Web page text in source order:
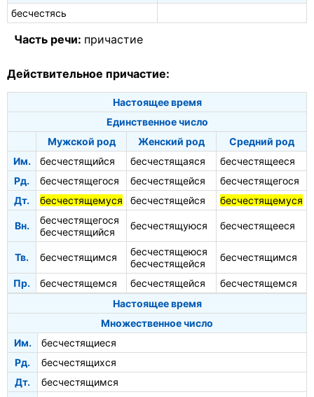
бесчестясь
Часть речи: причастие
Действительное причастие:
Настоящее время
Единственное число
Мужской род
Женский род
Средний род
Им.
бесчестящийся бесчестящаяся
бесчестящееся
Рд.
бесчестящегося бесчестящейся
бесчестящегося
Дт.
бесчестящемуся бесчестящейся бесчестящемуся
Вн.
бесчестящегося
бесчестящийся
бесчестящуюся бесчестящееся
Тв. бесчестящимся
бесчестящеюся
бесчестящейся
бесчестящимся
Пр. бесчестящемся бесчестящейся
бесчестящемся
Настоящее время
Множественное число
Им.
бесчестящиеся
Рд.
бесчестящихся
Дт.
бесчестящимся